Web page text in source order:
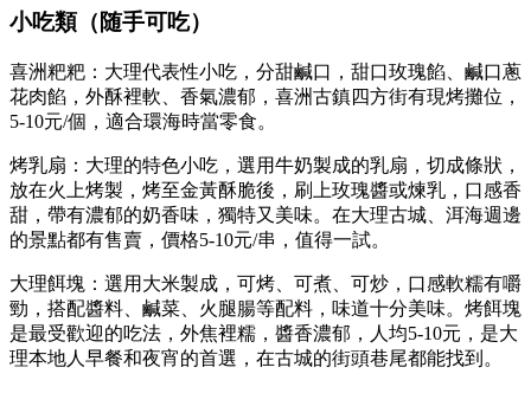
小吃類（随手可吃）
喜洲粑粑：大理代表性小吃，分甜鹹口，甜口玫瑰餡、鹹口蔥
花肉餡，外酥裡軟、香氣濃郁，喜洲古鎮四方街有現烤攤位，
5-10元/個，適合環海時當零食。
烤乳扇：大理的特色小吃，選用牛奶製成的乳扇，切成條狀，
放在火上烤製，烤至金黃酥脆後，刷上玫瑰醬或煉乳，口感香
甜，帶有濃郁的奶香味，獨特又美味。在大理古城、洱海週邊
的景點都有售賣，價格5-10元/串，值得一試。
大理餌塊：選用大米製成，可烤、可煮、可炒，口感軟糯有嚼
勁，搭配醬料、鹹菜、火腿腸等配料，味道十分美味。烤餌塊
是最受歡迎的吃法，外焦裡糯，醬香濃郁，人均5-10元，是大
理本地人早餐和夜宵的首選，在古城的街頭巷尾都能找到。